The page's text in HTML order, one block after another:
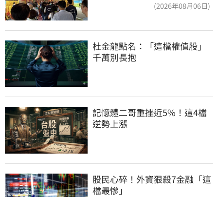
(2026年08月06日)
杜金龍點名：「這檔權值股」
千萬別長抱
記憶體二哥重挫近5%！這4檔
逆勢上漲
股民心碎！外資狠殺7金融「這
檔最慘」